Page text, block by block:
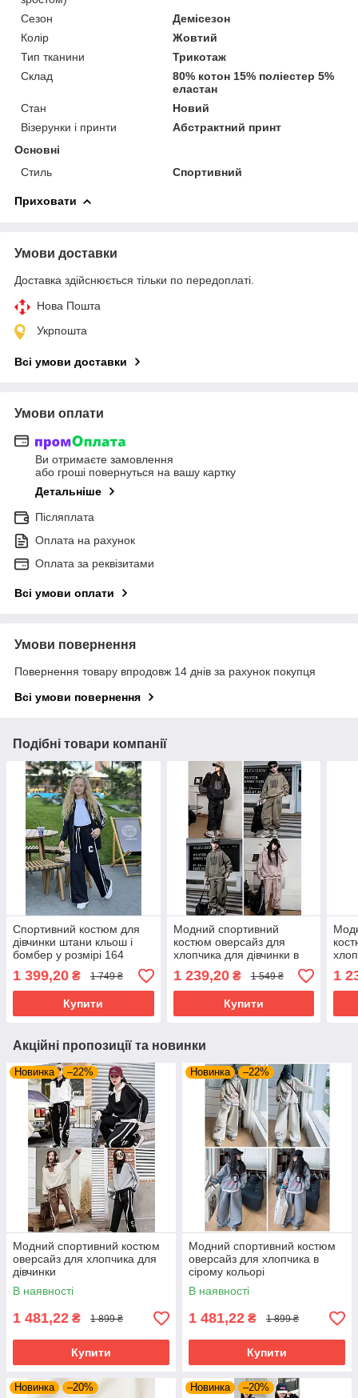
Сезон
Демісезон
Колір
Жовтий
Тип тканини
Трикотаж
Склад
80% котон 15% поліестер 5%
еластан
Стан
Новий
Візерунки і принти
Абстрактний принт
Основні
Стиль
Спортивний
Приховати
Умови доставки
Доставка здійснюється тільки по передоплаті.
Нова Пошта
Укрпошта
Всі умови доставки
Умови оплати
Ви отримаєте замовлення
або гроші повернуться на вашу картку
Детальніше
Післяплата
Оплата на рахунок
Оплата за реквізитами
Всі умови оплати
Умови повернення
Повернення товару впродовж 14 днів за рахунок покупця
Всі умови повернення
Подібні товари компанії
Спортивний костюм для
дівчинки штани кльош і
бомбер у розмірі 164
1 399,20 ₴ 1 749 ₴
Купити
Модний спортивний
костюм оверсайз для
хлопчика для дівчинки в
1 239,20₴ 1 549 ₴
Купити
1
Акційні пропозиції та новинки
Новинка –22%
Модний спортивний костюм
оверсайз для хлопчика для
дівчинки
В наявності
1 481,22 ₴ 1 899 ₴
Купити
Новинка –22%
Модний спортивний костюм
оверсайз для хлопчика в
сірому кольорі
В наявності
1 481,22 ₴ 1 899 ₴
Купити
Новинка –20% Новинка –20%